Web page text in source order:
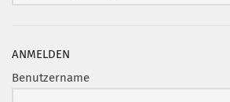
MARKETING PIONIERE
Newsletter
ANMELDEN
Benutzername